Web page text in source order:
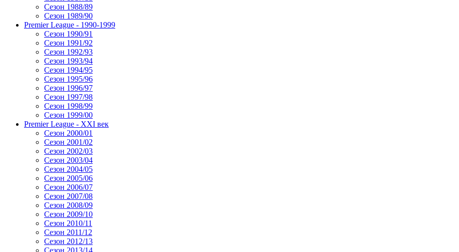
Сезон 1988/89
Сезон 1989/90
Premier League - 1990-1999
Сезон 1990/91
Сезон 1991/92
Сезон 1992/93
Сезон 1993/94
Сезон 1994/95
Сезон 1995/96
Сезон 1996/97
Сезон 1997/98
Сезон 1998/99
Сезон 1999/00
Premier League - XXI век
Сезон 2000/01
Сезон 2001/02
Сезон 2002/03
Сезон 2003/04
Сезон 2004/05
Сезон 2005/06
Сезон 2006/07
Сезон 2007/08
Сезон 2008/09
Сезон 2009/10
Сезон 2010/11
Сезон 2011/12
Сезон 2012/13
Сезон 2013/14